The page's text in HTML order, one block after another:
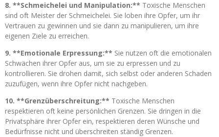
8. **Schmeichelei und Manipulation:** Toxische Menschen
sind oft Meister der Schmeichelei. Sie loben ihre Opfer, um ihr
Vertrauen zu gewinnen und sie dann zu manipulieren, um ihre
eigenen Ziele zu erreichen.
9. **Emotionale Erpressung:** Sie nutzen oft die emotionalen
Schwächen ihrer Opfer aus, um sie zu erpressen und zu
kontrollieren. Sie drohen damit, sich selbst oder anderen Schaden
zuzufügen, wenn ihre Opfer nicht nachgeben.
10. **Grenzüberschreitung:** Toxische Menschen
respektieren oft keine persönlichen Grenzen. Sie dringen in die
Privatsphäre ihrer Opfer ein, respektieren deren Wünsche und
Bedürfnisse nicht und überschreiten ständig Grenzen.